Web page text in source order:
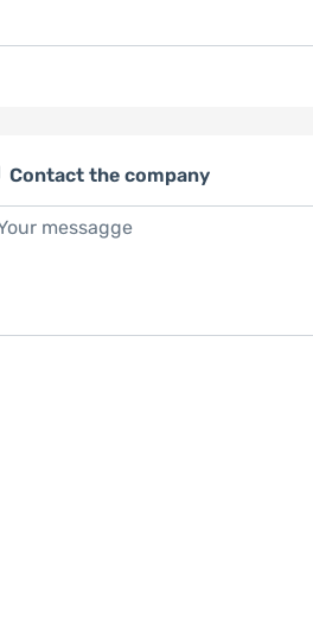
Contact the company